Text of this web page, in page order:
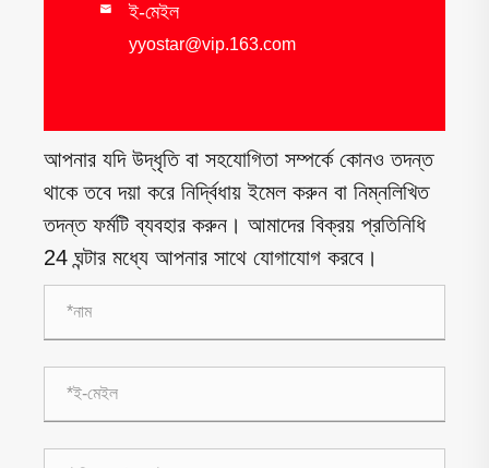
 ই-মেইল
yyostar@vip.163.com
আপনার যদি উদ্ধৃতি বা সহযোগিতা সম্পর্কে কোনও তদন্ত
থাকে তবে দয়া করে নির্দ্বিধায় ইমেল করুন বা নিম্নলিখিত
তদন্ত ফর্মটি ব্যবহার করুন। আমাদের বিক্রয় প্রতিনিধি
24 ঘন্টার মধ্যে আপনার সাথে যোগাযোগ করবে।